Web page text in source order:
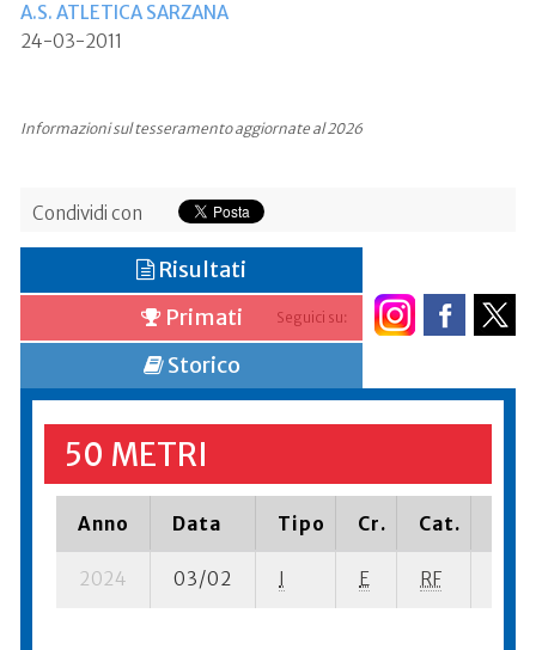
A.S. ATLETICA SARZANA
24-03-2011
Informazioni sul tesseramento aggiornate al 2026
Condividi con
Seguici su:
Risultati
Primati
Storico
50 METRI
Anno Data Tipo Cr. Cat.
2024 03/02 I E RF